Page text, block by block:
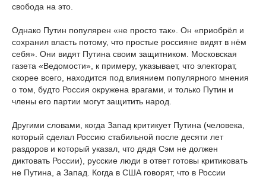
свобода на это.
Однако Путин популярен «не просто так». Он «приобрёл и
сохранил власть потому, что простые россияне видят в нём
себя». Они видят Путина своим защитником. Московская
газета «Ведомости», к примеру, указывает, что электорат,
скорее всего, находится под влиянием популярного мнения
о том, будто Россия окружена врагами, и только Путин и
члены его партии могут защитить народ.
Другими словами, когда Запад критикует Путина (человека,
который сделал Россию стабильной после десяти лет
раздоров и который указал, что дядя Сэм не должен
диктовать России), русские люди в ответ готовы критиковать
не Путина, а Запад. Когда в США говорят, что в России